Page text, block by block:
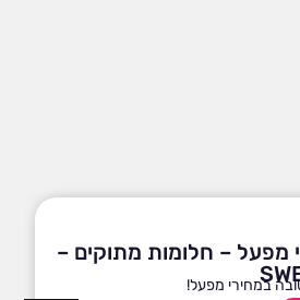
מפעל – חלומות מתוקים –
במחירי מפעל!